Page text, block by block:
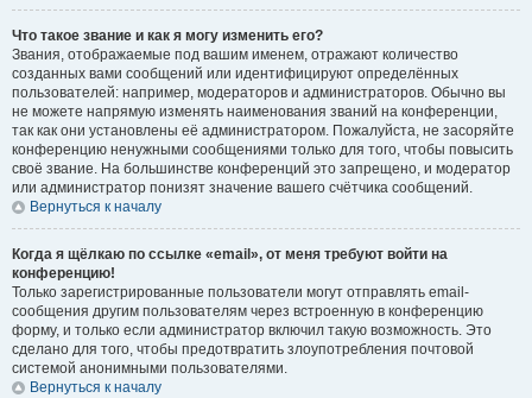
Что такое звание и как я могу изменить его?
Звания, отображаемые под вашим именем, отражают количество
созданных вами сообщений или идентифицируют определённых
пользователей: например, модераторов и администраторов. Обычно вы
не можете напрямую изменять наименования званий на конференции,
так как они установлены её администратором. Пожалуйста, не засоряйте
конференцию ненужными сообщениями только для того, чтобы повысить
своё звание. На большинстве конференций это запрещено, и модератор
или администратор понизят значение вашего счётчика сообщений.
Вернуться к началу
Когда я щёлкаю по ссылке «email», от меня требуют войти на
конференцию!
Только зарегистрированные пользователи могут отправлять email-
сообщения другим пользователям через встроенную в конференцию
форму, и только если администратор включил такую возможность. Это
сделано для того, чтобы предотвратить злоупотребления почтовой
системой анонимными пользователями.
Вернуться к началу